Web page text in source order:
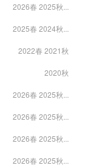
2026春 2025秋...
2025春 2024秋...
2022春 2021秋
2020秋
2026春 2025秋...
2026春 2025秋...
2026春 2025秋...
2026春 2025秋...